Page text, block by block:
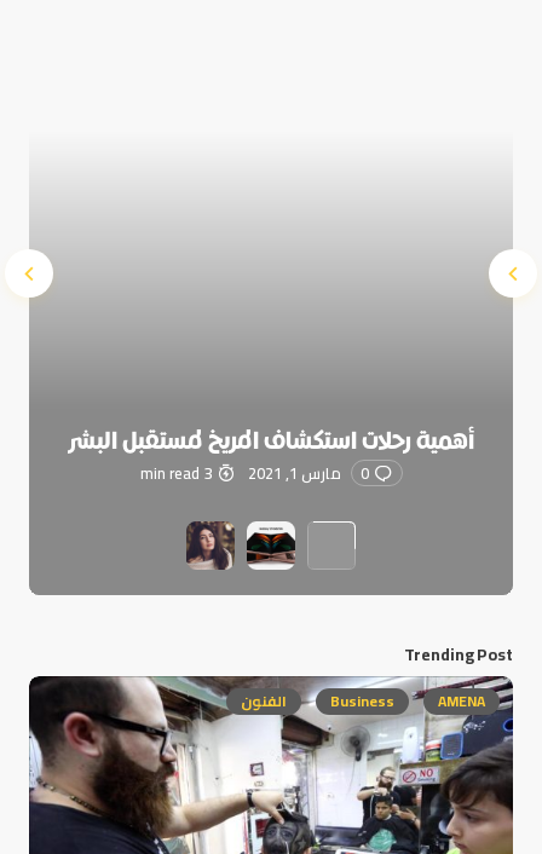
أهمية رحلات استكشاف المريخ لمستقبل البشر
0 مارس 1, 2021 3 min read
Trending Post
AMENA
Business الفنون